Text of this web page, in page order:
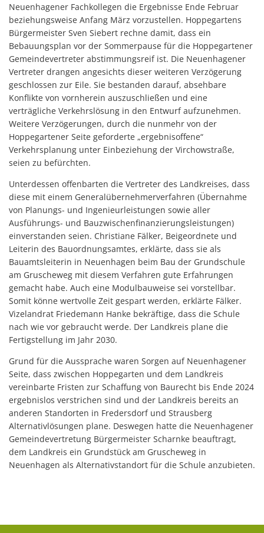
Neuenhagener Fachkollegen die Ergebnisse Ende Februar
beziehungsweise Anfang März vorzustellen. Hoppegartens
Bürgermeister Sven Siebert rechne damit, dass ein
Bebauungsplan vor der Sommerpause für die Hoppegartener
Gemeindevertreter abstimmungsreif ist. Die Neuenhagener
Vertreter drangen angesichts dieser weiteren Verzögerung
geschlossen zur Eile. Sie bestanden darauf, absehbare
Konflikte von vornherein auszuschließen und eine
verträgliche Verkehrslösung in den Entwurf aufzunehmen.
Weitere Verzögerungen, durch die nunmehr von der
Hoppegartener Seite geforderte „ergebnisoffene“
Verkehrsplanung unter Einbeziehung der Virchowstraße,
seien zu befürchten.
Unterdessen offenbarten die Vertreter des Landkreises, dass
diese mit einem Generalübernehmerverfahren (Übernahme
von Planungs- und Ingenieurleistungen sowie aller
Ausführungs- und Bauzwischenfinanzierungsleistungen)
einverstanden seien. Christiane Fälker, Beigeordnete und
Leiterin des Bauordnungsamtes, erklärte, dass sie als
Bauamtsleiterin in Neuenhagen beim Bau der Grundschule
am Gruscheweg mit diesem Verfahren gute Erfahrungen
gemacht habe. Auch eine Modulbauweise sei vorstellbar.
Somit könne wertvolle Zeit gespart werden, erklärte Fälker.
Vizelandrat Friedemann Hanke bekräftige, dass die Schule
nach wie vor gebraucht werde. Der Landkreis plane die
Fertigstellung im Jahr 2030.
Grund für die Aussprache waren Sorgen auf Neuenhagener
Seite, dass zwischen Hoppegarten und dem Landkreis
vereinbarte Fristen zur Schaffung von Baurecht bis Ende 2024
ergebnislos verstrichen sind und der Landkreis bereits an
anderen Standorten in Fredersdorf und Strausberg
Alternativlösungen plane. Deswegen hatte die Neuenhagener
Gemeindevertretung Bürgermeister Scharnke beauftragt,
dem Landkreis ein Grundstück am Gruscheweg in
Neuenhagen als Alternativstandort für die Schule anzubieten.